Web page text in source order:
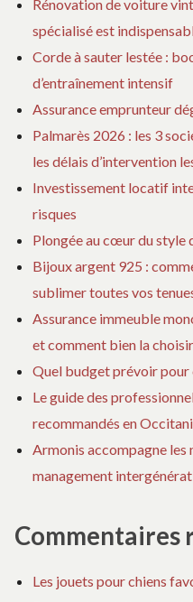
Rénovation de voiture
spécialisé est
Corde à sauter lestée :
d’entraînement intensif
Assurance emprunteur
Palmarès 2026 : les 3
les délais d’intervention
Investissement locatif
risques
Plongée au cœur du style
Bijoux argent 925 :
sublimer toutes vos
Assurance immeuble
et comment bien la
Quel budget prévoir pour
Le guide des
recommandés en
Armonis accompagne les
management
Commentaires
Les jouets pour chiens